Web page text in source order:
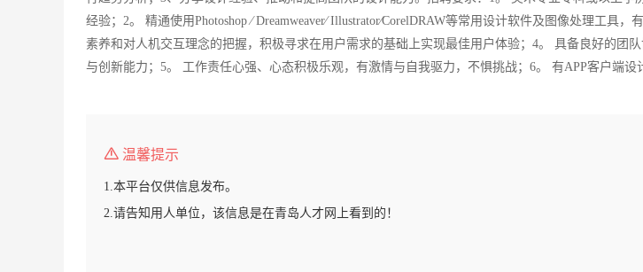
经验；2。 精通使用Photoshop ∕ Dreamweaver∕ Illustrator∕CorelDRAW等常用设计软件及图像处理工具
素养和对人机交互理念的把握，积极寻求在用户需求的基础上实现最佳用户体验；4。 具备良好的团
与创新能力；5。 工作责任心强、心态积极乐观，有激情与自我驱力，不惧挑战；6。 有APP客户端设
温馨提示
1.本平台仅供信息发布。
2.请告知用人单位，该信息是在青岛人才网上看到的！